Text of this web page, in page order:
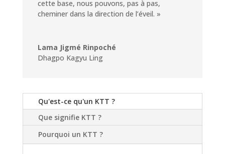
cette base, nous pouvons, pas à pas,
cheminer dans la direction de l’éveil. »
Lama Jigmé Rinpoché
Dhagpo Kagyu Ling
Qu'est-ce qu'un KTT ?
Que signifie KTT ?
Pourquoi un KTT ?